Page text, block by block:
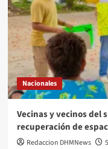
Nacionales
Vecinas y vecinos del
recuperación de
Redaccion DHMNews